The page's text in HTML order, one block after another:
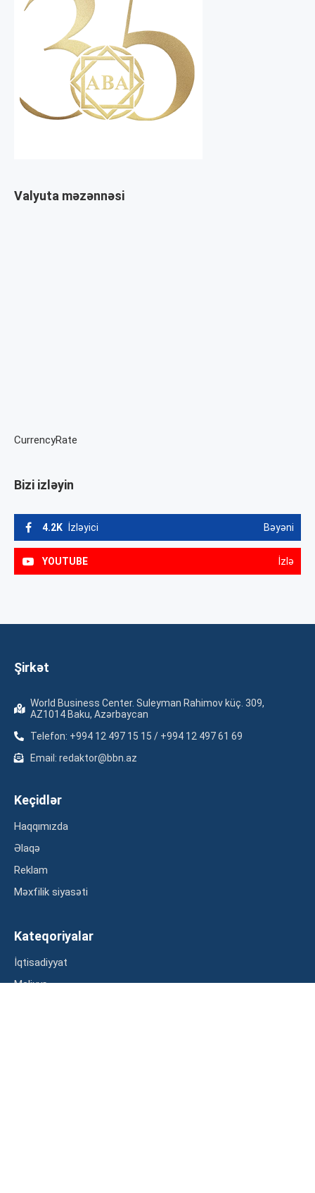
Valyuta məzənnəsi
CurrencyRate
Bizi izləyin
4.2K İzləyici Bəyəni
YOUTUBE İzlə
Şirkət
World Business Center. Suleyman Rahimov küç. 309,
AZ1014 Baku, Azərbaycan
Telefon: +994 12 497 15 15 / +994 12 497 61 69
Email: redaktor@bbn.az
Keçidlər
Haqqımızda
Əlaqə
Reklam
Məxfilik siyasəti
Kateqoriyalar
İqtisadiyyat
Maliyyə